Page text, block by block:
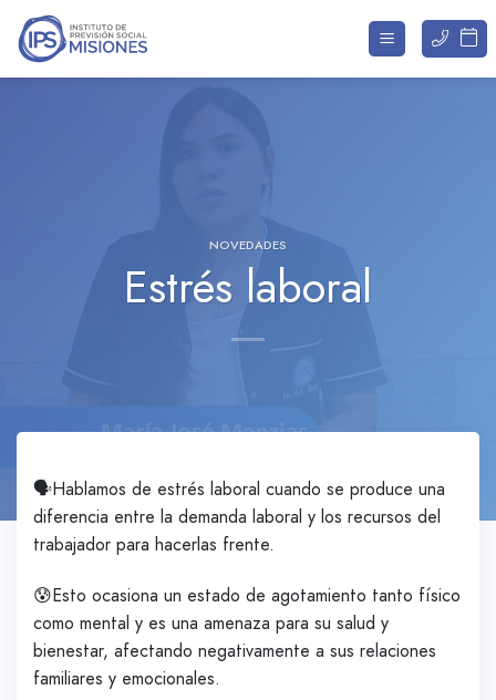
Saltar
contenido
NOVEDADES
Estrés laboral
🗣️Hablamos de estrés laboral cuando se produce una
diferencia entre la demanda laboral y los recursos del
trabajador para hacerlas frente.
😰Esto ocasiona un estado de agotamiento tanto físico
como mental y es una amenaza para su salud y
bienestar, afectando negativamente a sus relaciones
familiares y emocionales.